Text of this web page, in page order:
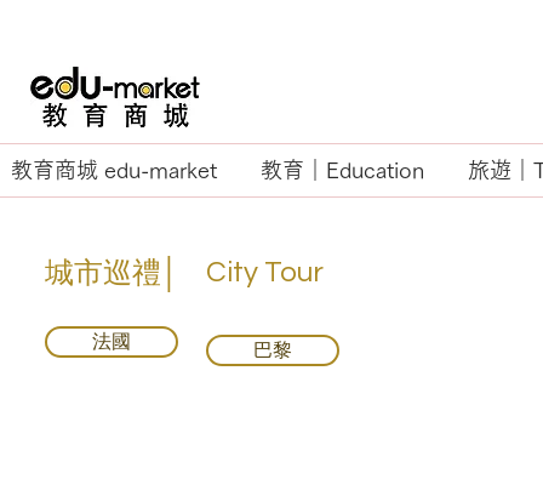
教育商城 edu-market 教育｜Education 旅遊｜
城市巡禮│ City Tour
法國 巴黎